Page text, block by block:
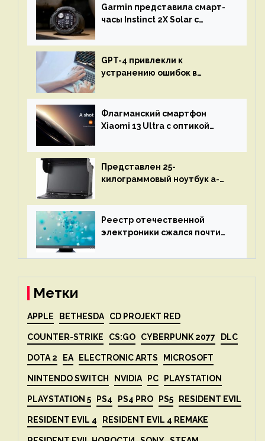
Garmin представила смарт-
часы Instinct 2X Solar с
GPT-4 привлекли к
устранению ошибок в
остановится до полного
восстановления кода и
объяснит, что пошло не так
Флагманский смартфон
Xiaomi 13 Ultra с оптикой
представят 18 апреля
Представлен 25-
килограммовый ноутбук a-
до 3 Тбайт DDR5 и шесть
дисплеев
Реестр отечественной
электроники сжался почти
Метки
APPLE BETHESDA CD PROJEKT RED
COUNTER-STRIKE CS:GO CYBERPUNK 2077 DLC
DOTA 2 EA ELECTRONIC ARTS MICROSOFT
NINTENDO SWITCH NVIDIA PC PLAYSTATION
PLAYSTATION 5 PS4 PS4 PRO PS5 RESIDENT EVIL
RESIDENT EVIL 4 RESIDENT EVIL 4 REMAKE